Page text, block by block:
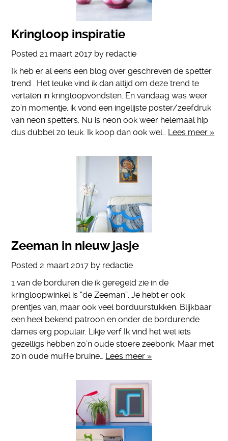
Kringloop inspiratie
Posted21 maart 2017 by redactie
Ik heb er al eens een blog over geschreven de spetter
trend . Het leuke vind ik dan altijd om deze trend te
vertalen in kringloopvondsten. En vandaag was weer
zo’n momentje, ik vond een ingelijste poster/zeefdruk
van neon spetters. Nu is neon ook weer helemaal hip
dus dubbel zo leuk. Ik koop dan ook wel… Lees meer »
Zeeman in nieuw jasje
Posted2 maart 2017 by redactie
1 van de borduren die ik geregeld zie in de
kringloopwinkel is “de Zeeman”. Je hebt er ook
prentjes van, maar ook veel borduurstukken. Blijkbaar
een heel bekend patroon en onder de bordurende
dames erg populair. Likje verf Ik vind het wel iets
gezelligs hebben zo’n oude stoere zeebonk. Maar met
zo’n oude muffe bruine… Lees meer »